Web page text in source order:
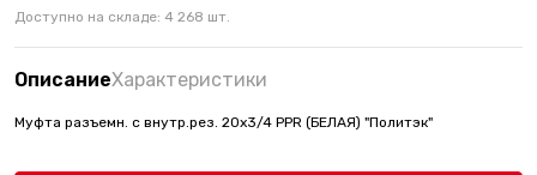
Доступно на складе: 4 268 шт.
ОписаниеХарактеристики
Муфта разъемн. с внутр.рез. 20х3/4 PPR (БЕЛАЯ) "Политэк"